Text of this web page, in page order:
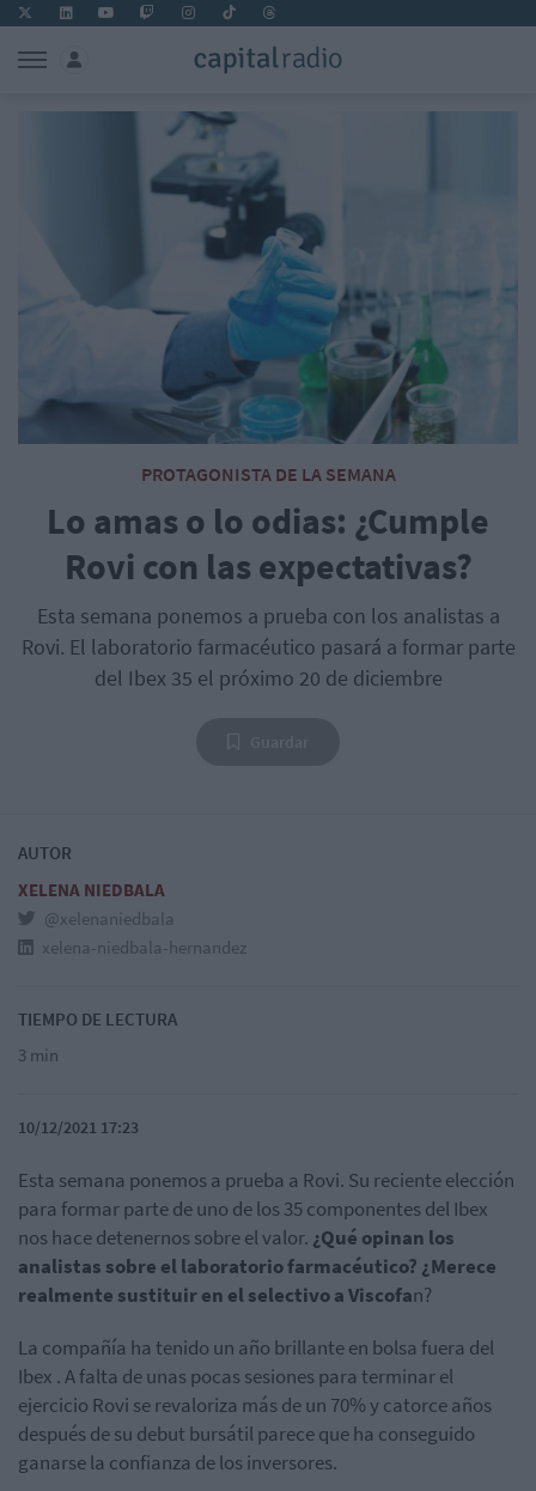
PROTAGONISTA DE LA SEMANA
Lo amas o lo odias: ¿Cumple
Rovi con las expectativas?
Esta semana ponemos a prueba con los analistas a
Rovi. El laboratorio farmacéutico pasará a formar parte
del Ibex 35 el próximo 20 de diciembre
AUTOR
XELENA NIEDBALA
@xelenaniedbala
xelena-niedbala-hernandez
TIEMPO DE LECTURA
3 min
10/12/2021 17:23
Esta semana ponemos a prueba a Rovi. Su reciente elección
para formar parte de uno de los 35 componentes del Ibex
nos hace detenernos sobre el valor. ¿Qué opinan los
analistas sobre el laboratorio farmacéutico? ¿Merece
realmente sustituir en el selectivo aViscofan?
La compañía ha tenido un año brillante en bolsa fuera del
Ibex . A falta de unas pocas sesiones para terminar el
ejercicio Rovi se revaloriza más de un 70% y catorce años
después de su debut bursátil parece que ha conseguido
ganarse la confianza de los inversores.